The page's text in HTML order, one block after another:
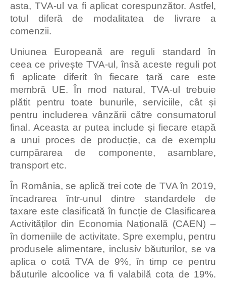
asta, TVA-ul va fi aplicat corespunzător. Astfel,
totul diferă de modalitatea de livrare a
comenzii.
Uniunea Europeană are reguli standard în
ceea ce privește TVA-ul, însă aceste reguli pot
fi aplicate diferit în fiecare țară care este
membră UE. În mod natural, TVA-ul trebuie
plătit pentru toate bunurile, serviciile, cât și
pentru includerea vânzării către consumatorul
final. Aceasta ar putea include și fiecare etapă
a unui proces de producție, ca de exemplu
cumpărarea de componente, asamblare,
transport etc.
În România, se aplică trei cote de TVA în 2019,
încadrarea într-unul dintre standardele de
taxare este clasificată în funcție de Clasificarea
Activităților din Economia Națională (CAEN) –
în domeniile de activitate. Spre exemplu, pentru
produsele alimentare, inclusiv băuturilor, se va
aplica o cotă TVA de 9%, în timp ce pentru
băuturile alcoolice va fi valabilă cota de 19%.